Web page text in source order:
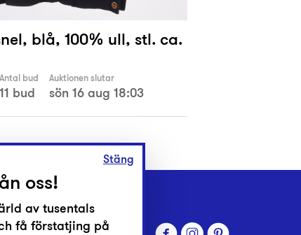
blå, 100% ull, stl. ca.
Antal bud
11 bud
Auktionen slutar
sön 16 aug 18:03
Stäng
oss!
av tusentals
få förstatjing på